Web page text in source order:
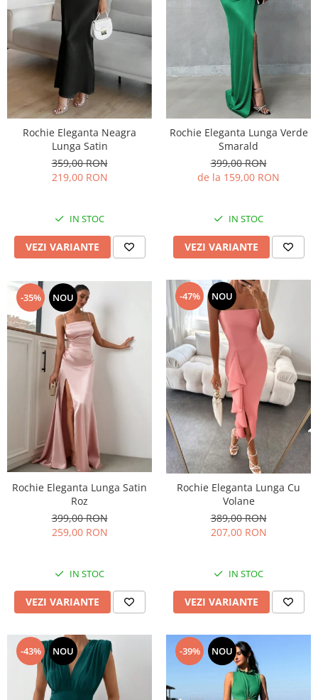
Rochie Eleganta Neagra
Lunga Satin
359,00 RON
219,00 RON
IN STOC
VEZI VARIANTE
Rochie Eleganta Lunga Verde
Smarald
399,00 RON
de la 159,00 RON
IN STOC
VEZI VARIANTE
-35% NOU
Rochie Eleganta Lunga Satin
Roz
399,00 RON
259,00 RON
IN STOC
VEZI VARIANTE
-47% NOU
Rochie Eleganta Lunga Cu
Volane
389,00 RON
207,00 RON
IN STOC
VEZI VARIANTE
-43% NOU -39% NOU